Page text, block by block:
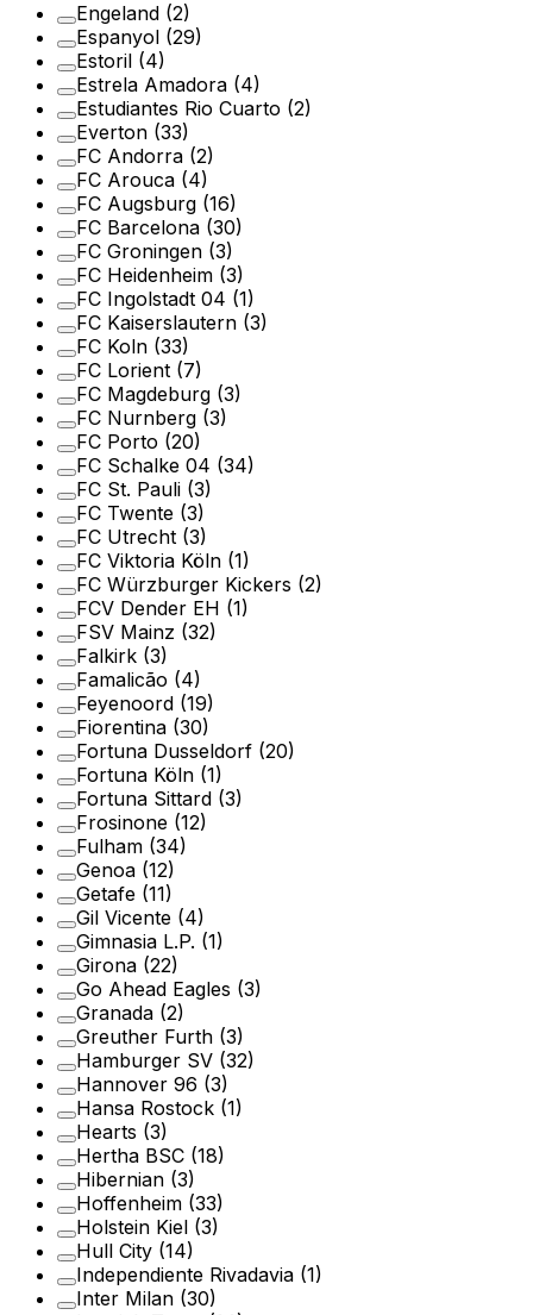
Engeland (2)
Espanyol (29)
Estoril (4)
Estrela Amadora (4)
Estudiantes Rio Cuarto (2)
Everton (33)
FC Andorra (2)
FC Arouca (4)
FC Augsburg (16)
FC Barcelona (30)
FC Groningen (3)
FC Heidenheim (3)
FC Ingolstadt 04 (1)
FC Kaiserslautern (3)
FC Koln (33)
FC Lorient (7)
FC Magdeburg (3)
FC Nurnberg (3)
FC Porto (20)
FC Schalke 04 (34)
FC St. Pauli (3)
FC Twente (3)
FC Utrecht (3)
FC Viktoria Köln (1)
FC Würzburger Kickers (2)
FCV Dender EH (1)
FSV Mainz (32)
Falkirk (3)
Famalicão (4)
Feyenoord (19)
Fiorentina (30)
Fortuna Dusseldorf (20)
Fortuna Köln (1)
Fortuna Sittard (3)
Frosinone (12)
Fulham (34)
Genoa (12)
Getafe (11)
Gil Vicente (4)
Gimnasia L.P. (1)
Girona (22)
Go Ahead Eagles (3)
Granada (2)
Greuther Furth (3)
Hamburger SV (32)
Hannover 96 (3)
Hansa Rostock (1)
Hearts (3)
Hertha BSC (18)
Hibernian (3)
Hoffenheim (33)
Holstein Kiel (3)
Hull City (14)
Independiente Rivadavia (1)
Inter Milan (30)